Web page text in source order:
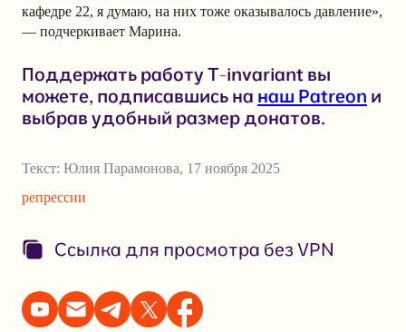
кафедре 22, я думаю, на них тоже оказывалось давление»,
— подчеркивает Марина.
Поддержать работу T-invariant вы
можете, подписавшись на наш Patreon и
выбрав удобный размер донатов.
Текст: Юлия Парамонова, 17 ноября 2025
репрессии
Ссылка для просмотра без VPN